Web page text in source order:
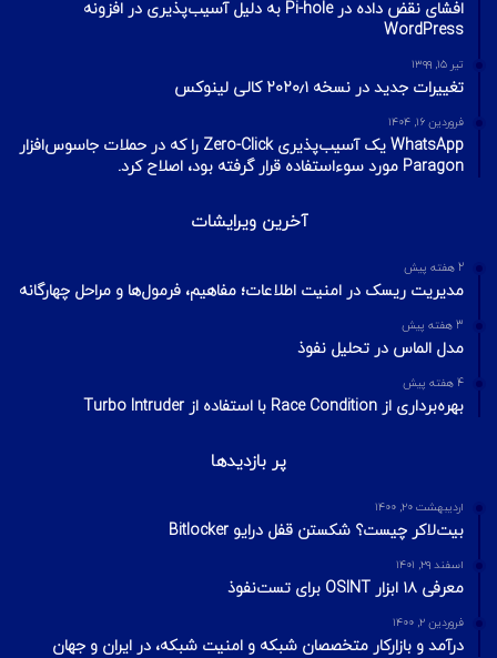
افشای نقض داده در Pi-hole به دلیل آسیب‌پذیری در افزونه
WordPress
تیر ۱۵, ۱۳۹۹
تغییرات جدید در نسخه ۲۰۲۰٫۱ کالی لینوکس
فروردین ۱۶, ۱۴۰۴
WhatsApp یک آسیب‌پذیری Zero-Click را که در حملات جاسوس‌افزار
Paragon مورد سوءاستفاده قرار گرفته بود، اصلاح کرد.
آخرین ویرایشات
2 هفته پیش
مدیریت ریسک در امنیت اطلاعات؛ مفاهیم، فرمول‌ها و مراحل چهارگانه
3 هفته پیش
مدل الماس در تحلیل نفوذ
4 هفته پیش
بهره‌برداری از Race Condition با استفاده از Turbo Intruder
پر بازدیدها
اردیبهشت ۲۰, ۱۴۰۰
بیت‌لاکر چیست؟ شکستن قفل درایو Bitlocker
اسفند ۲۹, ۱۴۰۱
معرفی ۱۸ ابزار OSINT برای تست‌نفوذ
فروردین ۲, ۱۴۰۰
درآمد و بازارکار متخصصان شبکه و امنیت شبکه، در ایران و جهان